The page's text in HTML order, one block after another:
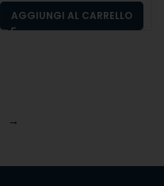
AGGIUNGI AL CARRELLO
→